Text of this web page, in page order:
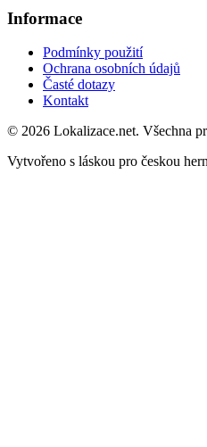
Informace
Podmínky použití
Ochrana osobních údajů
Časté dotazy
Kontakt
© 2026 Lokalizace.net. Všechna
Vytvořeno s láskou pro českou